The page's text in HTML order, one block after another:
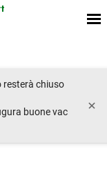
resterà chiuso
buone vac
×
BC, AG 3,80